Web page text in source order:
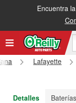
Encuentra
Recibe tu orden
Lafayette
Detalles